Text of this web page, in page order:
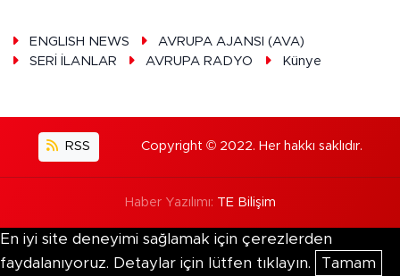
ENGLISH NEWS
AVRUPA AJANSI (AVA)
SERİ İLANLAR
AVRUPA RADYO Künye
RSS Copyright © 2022. Her hakkı saklıdır.
Haber Yazılımı: TE Bilişim
En iyi site deneyimi sağlamak için çerezlerden
faydalanıyoruz. Detaylar için lütfen tıklayın.
Tamam